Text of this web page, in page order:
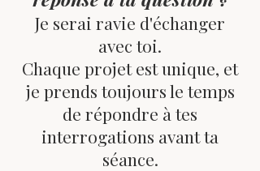
Je serai ravie d'échanger
avec toi.
Chaque projet est unique, et
je prends toujours le temps
de répondre à tes
interrogations avant ta
séance.